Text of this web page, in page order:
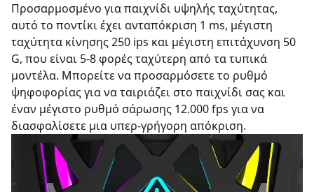
Προσαρμοσμένο για παιχνίδι υψηλής ταχύτητας,
αυτό το ποντίκι έχει ανταπόκριση 1 ms, μέγιστη
ταχύτητα κίνησης 250 ips και μέγιστη επιτάχυνση 50
G, που είναι 5-8 φορές ταχύτερη από τα τυπικά
μοντέλα. Μπορείτε να προσαρμόσετε το ρυθμό
ψηφοφορίας για να ταιριάζει στο παιχνίδι σας και
έναν μέγιστο ρυθμό σάρωσης 12.000 fps για να
διασφαλίσετε μια υπερ-γρήγορη απόκριση.